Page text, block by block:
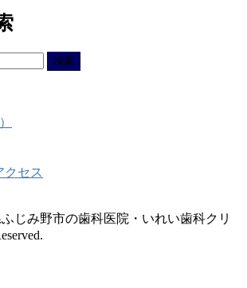
クセス
じみ野市の歯科医院・いれい歯科クリ